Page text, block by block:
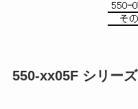
550-xx05F シリーズ